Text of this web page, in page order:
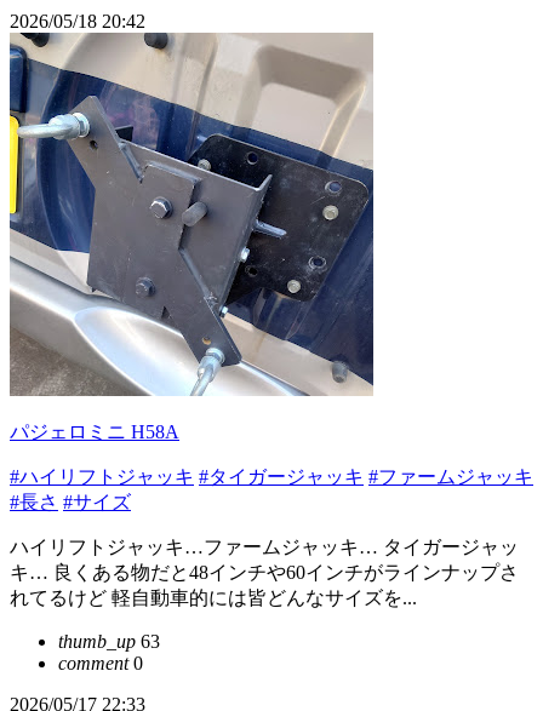
2026/05/18 20:42
パジェロミニ H58A
#ハイリフトジャッキ #タイガージャッキ #ファームジャッキ
#長さ #サイズ
ハイリフトジャッキ…ファームジャッキ… タイガージャッ
キ… 良くある物だと48インチや60インチがラインナップさ
れてるけど 軽自動車的には皆どんなサイズを...
thumb_up 63
comment0
2026/05/17 22:33